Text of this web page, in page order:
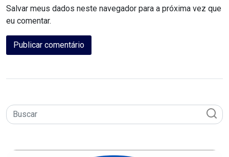
MACAU
CÂMARA
DE
NATAL
CÂMARA
FEDERAL
CÂMARA
Salvar meus dados neste navegador para a próxima vez que
eu comentar.